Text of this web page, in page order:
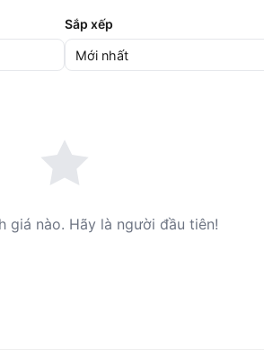
Sắp xếp
giá nào. Hãy là người đầu tiên!